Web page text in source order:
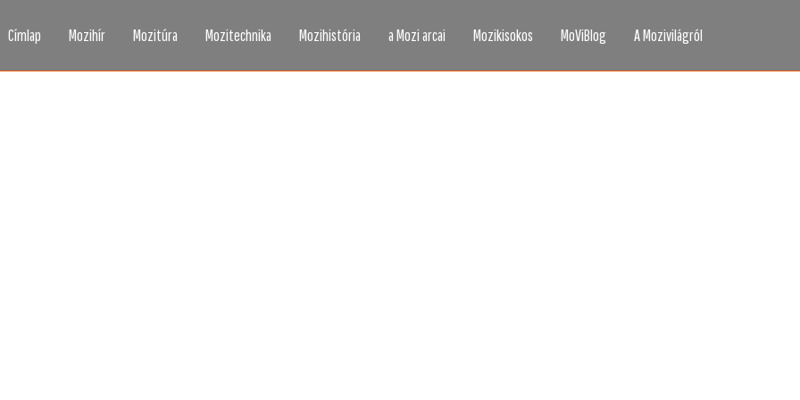
Címlap Mozihír Mozitúra Mozitechnika Mozihistória a Mozi arcai Mozikisokos MoViBlog A Mozivilágról